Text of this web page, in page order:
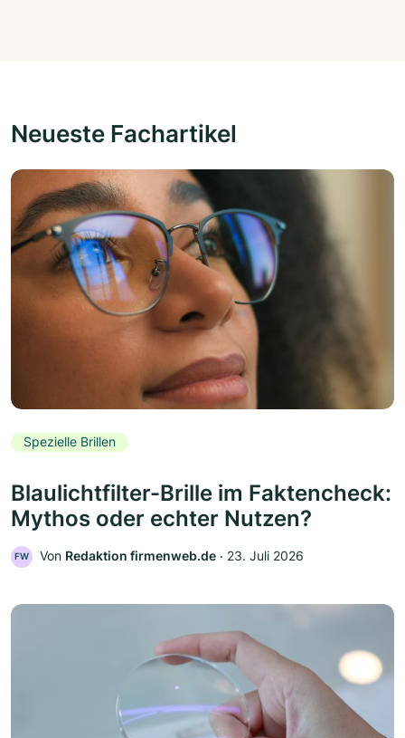
Neueste Fachartikel
Spezielle Brillen
Blaulichtfilter-Brille im Faktencheck:
Mythos oder echter Nutzen?
FW Von Redaktion firmenweb.de ‧ 23. Juli 2026